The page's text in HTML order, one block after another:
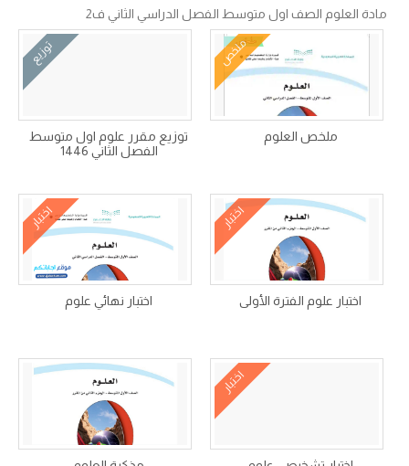
مادة العلوم الصف اول متوسط الفصل الدراسي الثاني ف2
ملخص
ملخص العلوم
توزيع
توزيع مقرر علوم اول متوسط
الفصل الثاني 1446
اختبار
اختبار علوم الفترة الأولى
اختبار
اختبار نهائي علوم
اختبار